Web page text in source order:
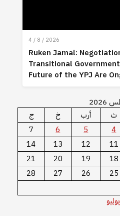
4 / 8 / 2026
Ruken Jamal:
Transitional
Future of the YPJ Are
ث أرب خ
ج
4
5
6
7
11
12
13
14
18
19
20
21
25
26
27
28